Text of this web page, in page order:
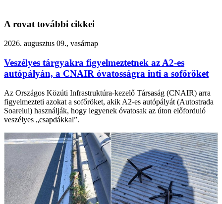
A rovat további cikkei
2026. augusztus 09., vasárnap
Veszélyes tárgyakra figyelmeztetnek az A2-es
autópályán, a CNAIR óvatosságra inti a sofőröket
Az Országos Közúti Infrastruktúra-kezelő Társaság (CNAIR) arra
figyelmezteti azokat a sofőröket, akik A2-es autópályát (Autostrada
Soarelui) használják, hogy legyenek óvatosak az úton előforduló
veszélyes „csapdákkal”.